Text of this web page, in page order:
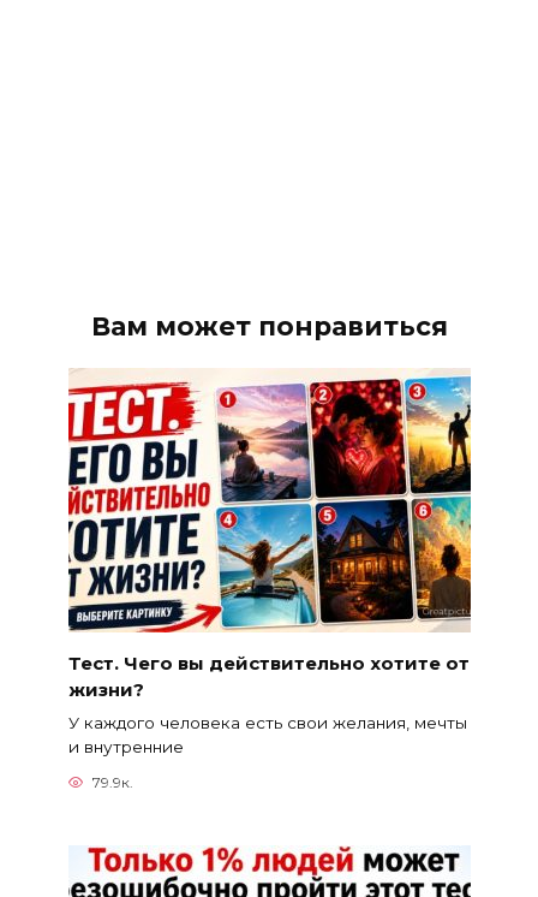
Вам может понравиться
Тест. Чего вы действительно хотите от
жизни?
У каждого человека есть свои желания, мечты
и внутренние
79.9к.